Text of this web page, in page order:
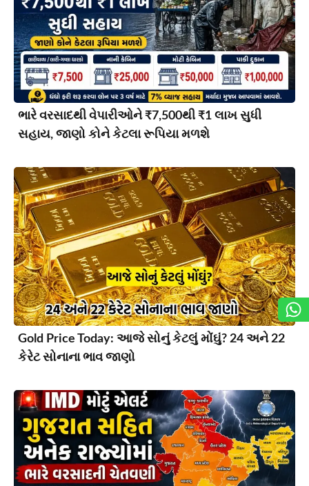
ભારે વરસાદથી વેપારીઓને ₹7,500થી ₹1 લાખ સુધી
સહાય, જાણો કોને કેટલા રૂપિયા મળશે
Gold Price Today: આજે સોનું કેટલું મોંઘું? 24 અને 22
કેરેટ સોનાના ભાવ જાણો